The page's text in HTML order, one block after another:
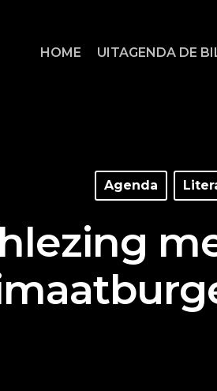
HOME UITAGENDA DE
Agenda